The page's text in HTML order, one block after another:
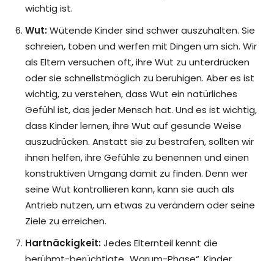
wichtig ist.
Wut:Wütende Kinder sind schwer auszuhalten. Sie
schreien, toben und werfen mit Dingen um sich. Wir
als Eltern versuchen oft, ihre Wut zu unterdrücken
oder sie schnellstmöglich zu beruhigen. Aber es ist
wichtig, zu verstehen, dass Wut ein natürliches
Gefühl ist, das jeder Mensch hat. Und es ist wichtig,
dass Kinder lernen, ihre Wut auf gesunde Weise
auszudrücken. Anstatt sie zu bestrafen, sollten wir
ihnen helfen, ihre Gefühle zu benennen und einen
konstruktiven Umgang damit zu finden. Denn wer
seine Wut kontrollieren kann, kann sie auch als
Antrieb nutzen, um etwas zu verändern oder seine
Ziele zu erreichen.
Hartnäckigkeit:Jedes Elternteil kennt die